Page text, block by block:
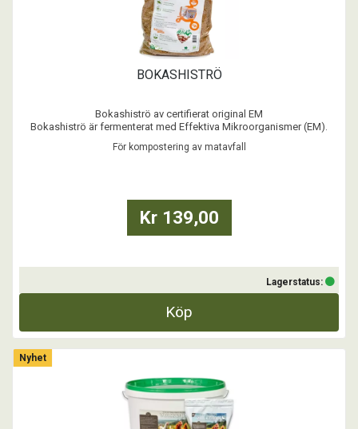
BOKASHISTRÖ
Bokashiströ av certifierat original EM
Bokashiströ är fermenterat med Effektiva Mikroorganismer (EM).
jordförbättring i trädgården, revitalisering av äldre buskar & träd samt
För kompostering av matavfall
Kr 139,00
Lagerstatus:
Köp
Nyhet